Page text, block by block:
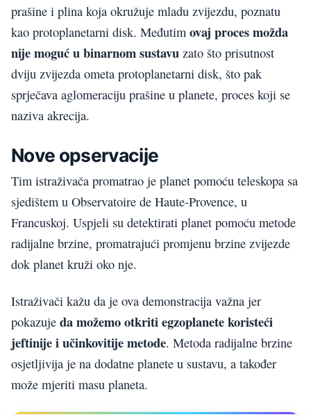
prašine i plina koja okružuje mladu zvijezdu, poznatu
kao protoplanetarni disk. Međutim ovaj proces možda
nije moguć u binarnom sustavu zato što prisutnost
dviju zvijezda ometa protoplanetarni disk, što pak
sprječava aglomeraciju prašine u planete, proces koji se
naziva akrecija.
Nove opservacije
Tim istraživača promatrao je planet pomoću teleskopa sa
sjedištem u Observatoire de Haute-Provence, u
Francuskoj. Uspjeli su detektirati planet pomoću metode
radijalne brzine, promatrajući promjenu brzine zvijezde
dok planet kruži oko nje.
Istraživači kažu da je ova demonstracija važna jer
pokazuje da možemo otkriti egzoplanete koristeći
jeftinije i učinkovitije metode. Metoda radijalne brzine
osjetljivija je na dodatne planete u sustavu, a također
može mjeriti masu planeta.